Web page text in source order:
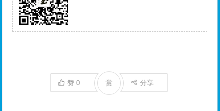
赞0 分享
赏